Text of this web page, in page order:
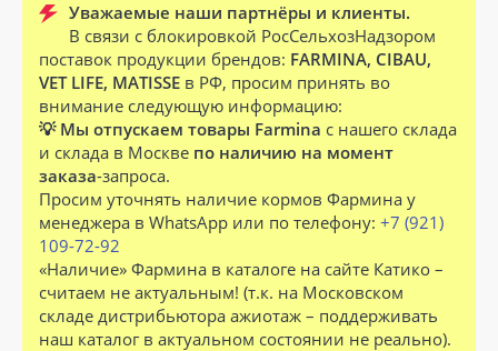
Уважаемые наши партнёры и клиенты.
В связи с блокировкой РосСельхозНадзором
поставок продукции брендов: FARMINA, CIBAU,
VET LIFE, MATISSE в РФ, просим принять во
внимание следующую информацию:
💡 Мы отпускаем товары Farmina с нашего склада
и склада в Москве по наличию на момент
заказа-запроса.
Просим уточнять наличие кормов Фармина у
менеджера в WhatsApp или по телефону: +7 (921)
109-72-92
«Наличие» Фармина в каталоге на сайте Катико –
считаем не актуальным! (т.к. на Московском
складе дистрибьютора ажиотаж – поддерживать
наш каталог в актуальном состоянии не реально).